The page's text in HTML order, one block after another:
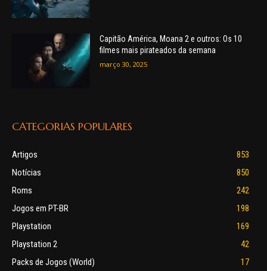
Capitão América, Moana 2 e outros: Os 10
filmes mais pirateados da semana
março 30, 2025
CATEGORIAS POPULARES
Artigos
853
Notícias
850
Roms
242
Jogos em PT-BR
198
Playstation
169
Playstation 2
42
Packs de Jogos (World)
17